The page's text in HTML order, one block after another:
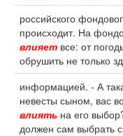
российского
происходит. На
влияет все: от
обрушить не только
информацией. - А
невесты сыном, вас
влиять на его
должен сам выбрать